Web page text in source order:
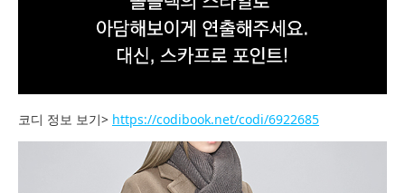
코디 정보 보기> https://codibook.net/codi/6922685